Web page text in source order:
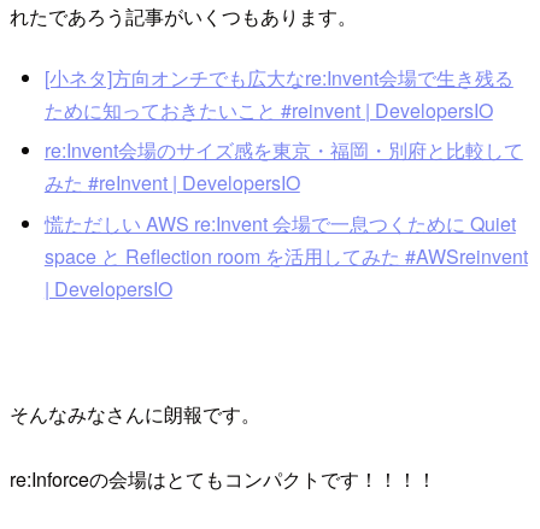
れたであろう記事がいくつもあります。
[小ネタ]方向オンチでも広大なre:Invent会場で生き残る
ために知っておきたいこと #reinvent | DevelopersIO
re:Invent会場のサイズ感を東京・福岡・別府と比較して
みた #reInvent | DevelopersIO
慌ただしい AWS re:Invent 会場で一息つくために Quiet
space と Reflection room を活用してみた #AWSreinvent
| DevelopersIO
そんなみなさんに朗報です。
re:Inforceの会場はとてもコンパクトです！！！！